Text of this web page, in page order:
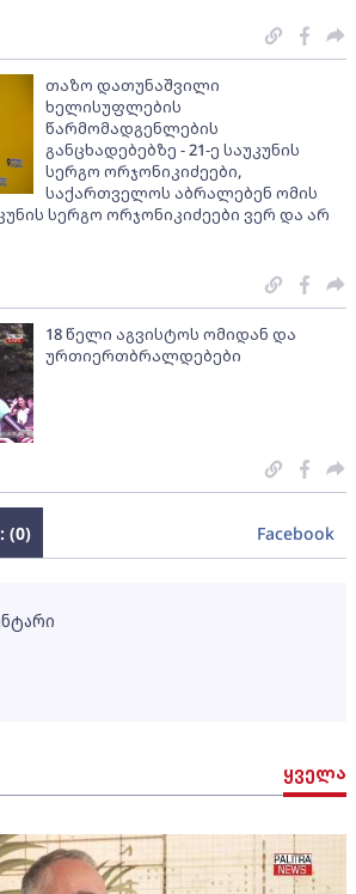
თაზო დათუნაშვილი
ხელისუფლების
წარმომადგენლების
განცხადებებზე - 21-ე საუკუნის
სერგო ორჯონიკიძეები,
საქართველოს აბრალებენ ომის
სერგო ორჯონიკიძეები ვერ და არ
18 წელი აგვისტოს ომიდან და
ურთიერთბრალდებები
ყველა
(0) Facebook